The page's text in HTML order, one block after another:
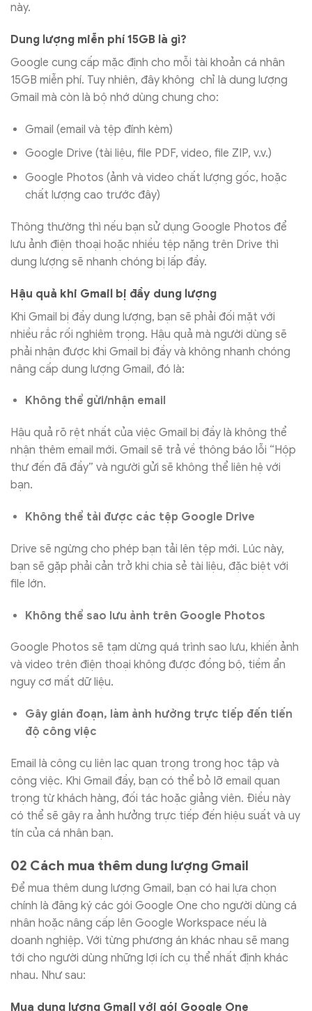
này.
Dung lượng miễn phí 15GB là gì?
Google cung cấp mặc định cho mỗi tài khoản cá nhân
15GB miễn phí. Tuy nhiên, đây không chỉ là dung lượng
Gmail mà còn là bộ nhớ dùng chung cho:
Gmail (email và tệp đính kèm)
Google Drive (tài liệu, file PDF, video, file ZIP, v.v.)
Google Photos (ảnh và video chất lượng gốc, hoặc
chất lượng cao trước đây)
Thông thường thì nếu bạn sử dụng Google Photos để
lưu ảnh điện thoại hoặc nhiều tệp nặng trên Drive thì
dung lượng sẽ nhanh chóng bị lấp đầy.
Hậu quả khi Gmail bị đầy dung lượng
Khi Gmail bị đầy dung lượng, bạn sẽ phải đối mặt với
nhiều rắc rối nghiêm trọng. Hậu quả mà người dùng sẽ
phải nhận được khi Gmail bị đầy và không nhanh chóng
nâng cấp dung lượng Gmail, đó là:
Không thể gửi/nhận email
Hậu quả rõ rệt nhất của việc Gmail bị đầy là không thể
nhận thêm email mới. Gmail sẽ trả về thông báo lỗi “Hộp
thư đến đã đầy” và người gửi sẽ không thể liên hệ với
bạn.
Không thể tải được các tệp Google Drive
Drive sẽ ngừng cho phép bạn tải lên tệp mới. Lúc này,
bạn sẽ gặp phải cản trở khi chia sẻ tài liệu, đặc biệt với
file lớn.
Không thể sao lưu ảnh trên Google Photos
Google Photos sẽ tạm dừng quá trình sao lưu, khiến ảnh
và video trên điện thoại không được đồng bộ, tiềm ẩn
nguy cơ mất dữ liệu.
Gây gián đoạn, làm ảnh hưởng trực tiếp đến tiến
độ công việc
Email là công cụ liên lạc quan trọng trong học tập và
công việc. Khi Gmail đầy, bạn có thể bỏ lỡ email quan
trọng từ khách hàng, đối tác hoặc giảng viên. Điều này
có thể sẽ gây ra ảnh hưởng trực tiếp đến hiệu suất và uy
tín của cá nhân bạn.
02 Cách mua thêm dung lượng Gmail
Để mua thêm dung lượng Gmail, bạn có hai lựa chọn
chính là đăng ký các gói Google One cho người dùng cá
nhân hoặc nâng cấp lên Google Workspace nếu là
doanh nghiệp. Với từng phương án khác nhau sẽ mang
tới cho người dùng những lợi ích cụ thể nhất định khác
nhau. Như sau:
Mua dung lượng Gmail với gói Google One